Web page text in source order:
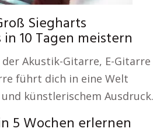
Siegharts
10 Tagen meistern
der Akustik-Gitarre, E-Gitarre
führt dich in eine Welt
künstlerischem Ausdruck.
5 Wochen erlernen